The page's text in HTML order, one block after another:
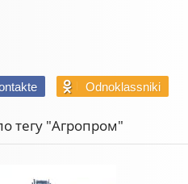
Odnoklassniki
тегу "Агропром"